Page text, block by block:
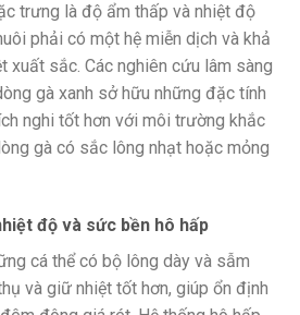
trưng là độ ẩm thấp và nhiệt độ
phải có một hệ miễn dịch và khả
xuất sắc. Các nghiên cứu lâm sàng
gà xanh sở hữu những đặc tính
nghi tốt hơn với môi trường khắc
gà có sắc lông nhạt hoặc mỏng
độ và sức bền hô hấp
cá thể có bộ lông dày và sẫm
và giữ nhiệt tốt hơn, giúp ổn định